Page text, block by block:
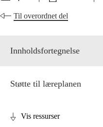
Til overordnet del
Innholdsfortegnelse
Støtte til læreplanen
Vis ressurser